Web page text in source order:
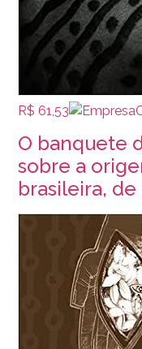
R$ 61,53
O banquete
sobre a
brasileira,